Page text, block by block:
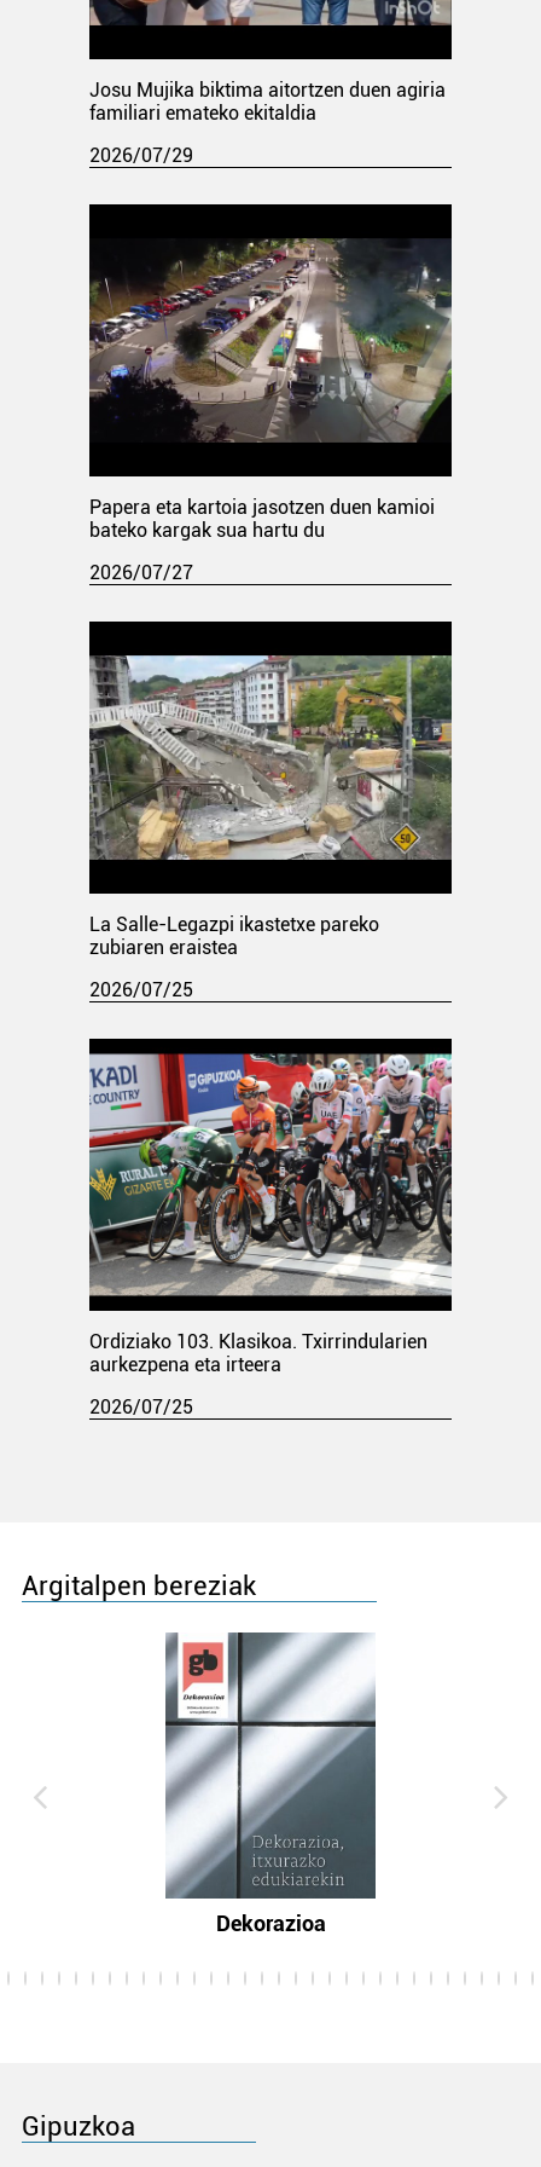
Josu Mujika biktima aitortzen duen agiria
familiari emateko ekitaldia
2026/07/29
Papera eta kartoia jasotzen duen kamioi
bateko kargak sua hartu du
2026/07/27
La Salle-Legazpi ikastetxe pareko
zubiaren eraistea
2026/07/25
Ordiziako 103. Klasikoa. Txirrindularien
aurkezpena eta irteera
2026/07/25
Argitalpen bereziak
Dekorazioa
Gipuzkoa